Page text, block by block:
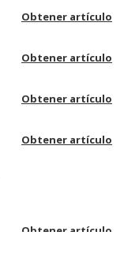
Obtener artículo
Obtener artículo
Obtener artículo
Obtener artículo
Obtener artículo